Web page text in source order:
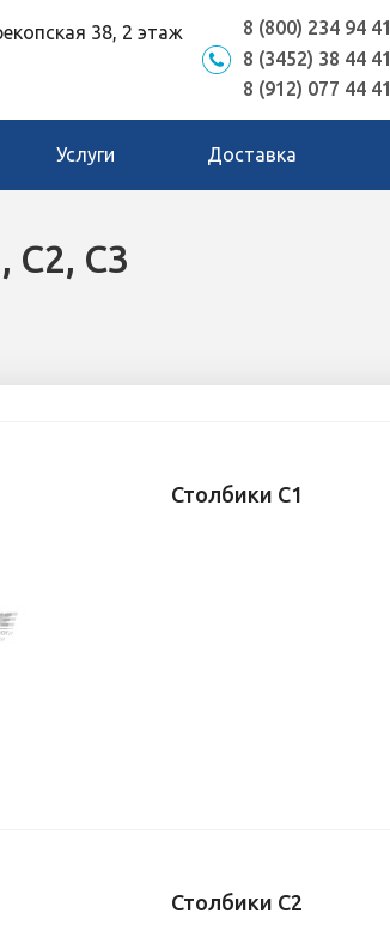
8 (800) 234 94 41
8 (3452) 38 44 41
8 (912) 077 44 41
38, 2 этаж
Услуги Доставка
С2, С3
Столбики С1
Столбики С2